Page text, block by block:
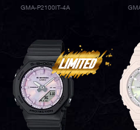
GMA-P2100IT-4A